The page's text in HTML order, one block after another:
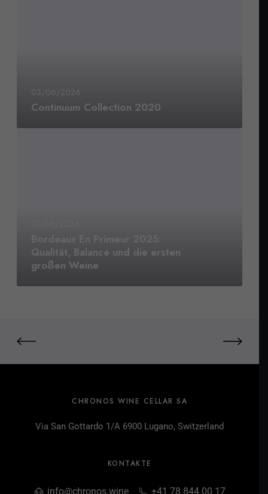
03/06/2026
Continuum Collection 2020
Qualität, Balance und die ersten
großen Weine
CHRONOS WINE CELLAR SA
Via San Gottardo 1/A 6900 Lugano, Switzerland
KONTAKTE
info@chronos.wine +41 78 844 00 17